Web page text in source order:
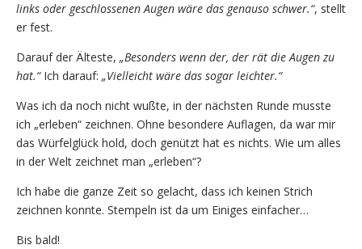
links oder geschlossenen Augen wäre das genauso schwer.“, stellt
er fest.
Darauf der Älteste, „Besonders wenn der, der rät die Augen zu
hat.“Ich darauf: „Vielleicht wäre das sogar leichter.“
Was ich da noch nicht wußte, in der nächsten Runde musste
ich „erleben“ zeichnen. Ohne besondere Auflagen, da war mir
das Würfelglück hold, doch genützt hat es nichts. Wie um alles
in der Welt zeichnet man „erleben“?
Ich habe die ganze Zeit so gelacht, dass ich keinen Strich
zeichnen konnte. Stempeln ist da um Einiges einfacher…
Bis bald!